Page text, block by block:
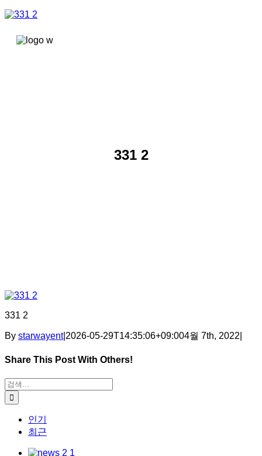
콘텐츠로
331 2
331 2
By starwayent| 2026-05-29T14:35:06+09:004월 7th, 2022
Share This Post With Others!
Facebook
X
Tumblr
Pinterest
이메일
검색:
인기
최근